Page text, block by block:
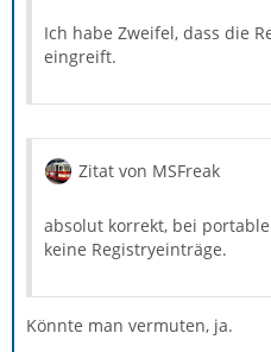
Ich habe Zweifel, dass die
eingreift.
Zitat von MSFreak
absolut korrekt, bei
keine Registryeinträge.
Könnte man vermuten, ja.